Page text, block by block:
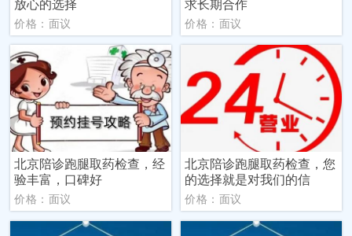
放心的选择
价格：面议
求长期合作
价格：面议
北京陪诊跑腿取药检查，经
验丰富，口碑好
价格：面议
北京陪诊跑腿取药检查，您
的选择就是对我们的信
价格：面议